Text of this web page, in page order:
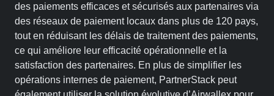
des paiements efficaces et sécurisés aux partenaires via
des réseaux de paiement locaux dans plus de 120 pays,
tout en réduisant les délais de traitement des paiements,
ce qui améliore leur efficacité opérationnelle et la
satisfaction des partenaires. En plus de simplifier les
opérations internes de paiement, PartnerStack peut